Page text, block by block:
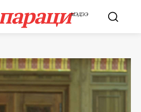
МЭДЭЭ